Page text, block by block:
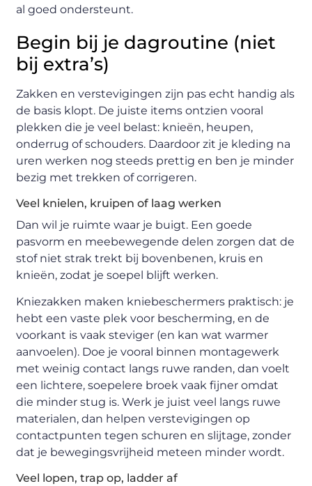
al goed ondersteunt.
Begin bij je dagroutine (niet
bij extra’s)
Zakken en verstevigingen zijn pas echt handig als
de basis klopt. De juiste items ontzien vooral
plekken die je veel belast: knieën, heupen,
onderrug of schouders. Daardoor zit je kleding na
uren werken nog steeds prettig en ben je minder
bezig met trekken of corrigeren.
Veel knielen, kruipen of laag werken
Dan wil je ruimte waar je buigt. Een goede
pasvorm en meebewegende delen zorgen dat de
stof niet strak trekt bij bovenbenen, kruis en
knieën, zodat je soepel blijft werken.
Kniezakken maken kniebeschermers praktisch: je
hebt een vaste plek voor bescherming, en de
voorkant is vaak steviger (en kan wat warmer
aanvoelen). Doe je vooral binnen montagewerk
met weinig contact langs ruwe randen, dan voelt
een lichtere, soepelere broek vaak fijner omdat
die minder stug is. Werk je juist veel langs ruwe
materialen, dan helpen verstevigingen op
contactpunten tegen schuren en slijtage, zonder
dat je bewegingsvrijheid meteen minder wordt.
Veel lopen, trap op, ladder af